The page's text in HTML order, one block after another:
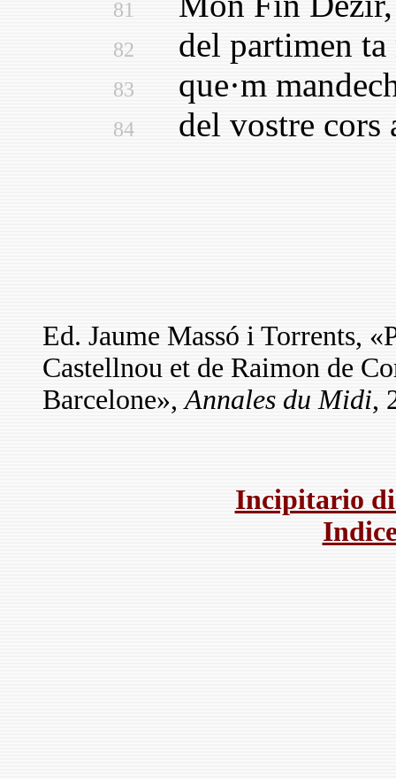
81
82 del partimen ta
83 que·m
84 del vostre cors
Ed. Jaume Massó i Torrents,
Castellnou et de Raimon de
Barcelone»,Annales du Midi,
Incipitario di